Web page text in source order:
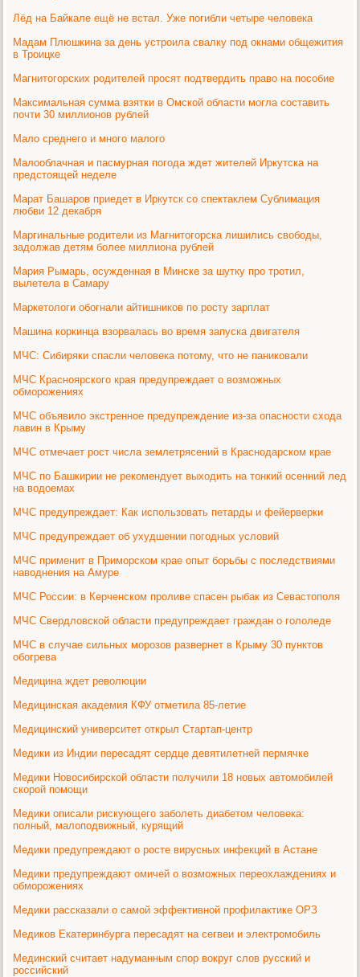
Лёд на Байкале ещё не встал. Уже погибли четыре человека
Мадам Плюшкина за день устроила свалку под окнами общежития
в Троицке
Магнитогорских родителей просят подтвердить право на пособие
Максимальная сумма взятки в Омской области могла составить
почти 30 миллионов рублей
Мало среднего и много малого
Малооблачная и пасмурная погода ждет жителей Иркутска на
предстоящей неделе
Марат Башаров приедет в Иркутск со спектаклем Сублимация
любви 12 декабря
Маргинальные родители из Магнитогорска лишились свободы,
задолжав детям более миллиона рублей
Мария Рымарь, осужденная в Минске за шутку про тротил,
вылетела в Самару
Маркетологи обогнали айтишников по росту зарплат
Машина коркинца взорвалась во время запуска двигателя
МЧС: Сибиряки спасли человека потому, что не паниковали
МЧС Красноярского края предупреждает о возможных
обморожениях
МЧС объявило экстренное предупреждение из-за опасности схода
лавин в Крыму
МЧС отмечает рост числа землетрясений в Краснодарском крае
МЧС по Башкирии не рекомендует выходить на тонкий осенний лед
на водоемах
МЧС предупреждает: Как использовать петарды и фейерверки
МЧС предупреждает об ухудшении погодных условий
МЧС применит в Приморском крае опыт борьбы с последствиями
наводнения на Амуре
МЧС России: в Керченском проливе спасен рыбак из Севастополя
МЧС Свердловской области предупреждает граждан о гололеде
МЧС в случае сильных морозов развернет в Крыму 30 пунктов
обогрева
Медицина ждет революции
Медицинская академия КФУ отметила 85-летие
Медицинский университет открыл Стартап-центр
Медики из Индии пересадят сердце девятилетней пермячке
Медики Новосибирской области получили 18 новых автомобилей
скорой помощи
Медики описали рискующего заболеть диабетом человека:
полный, малоподвижный, курящий
Медики предупреждают о росте вирусных инфекций в Астане
Медики предупреждают омичей о возможных переохлаждениях и
обморожениях
Медики рассказали о самой эффективной профилактике ОРЗ
Медиков Екатеринбурга пересадят на сегвеи и электромобиль
Мединский считает надуманным спор вокруг слов русский и
российский